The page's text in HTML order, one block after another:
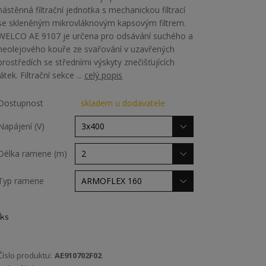
filtrační jednotka s mechanickou filtrací
skleněným mikrovláknovým kapsovým filtrem.
AE 9107 je určena pro odsávání suchého a
kouře ze svařování v uzavřených
se středními výskyty znečišťujících
Filtrační sekce ... celý popis
skladem u dodavatele
(V)
ramene (m)
ramene
ks
produktu: AE910702F02